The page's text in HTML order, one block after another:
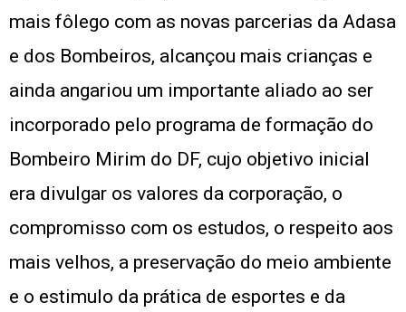
mais fôlego com as novas parcerias da Adasa
e dos Bombeiros, alcançou mais crianças e
ainda angariou um importante aliado ao ser
incorporado pelo programa de formação do
Bombeiro Mirim do DF, cujo objetivo inicial
era divulgar os valores da corporação, o
compromisso com os estudos, o respeito aos
mais velhos, a preservação do meio ambiente
e o estimulo da prática de esportes e da